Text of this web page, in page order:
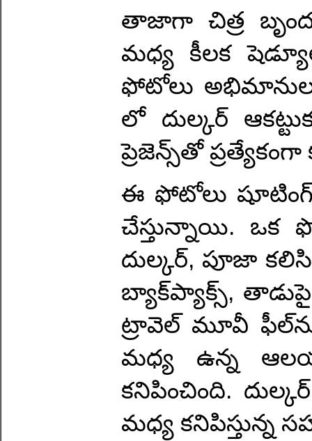
తాజాగా చిత్ర
మధ్య కీలక
ఫోటోలు
లో దుల్కర్
ప్రెజెన్స్‌తో
ఈ ఫోటోలు
చేస్తున్నాయి. ఒక
దుల్కర్, పూజా
బ్యాక్‌ప్యాక్స్,
ట్రావెల్ మూవీ
మధ్య ఉన్న
కనిపించింది.
మధ్య కనిపిస్తున్న